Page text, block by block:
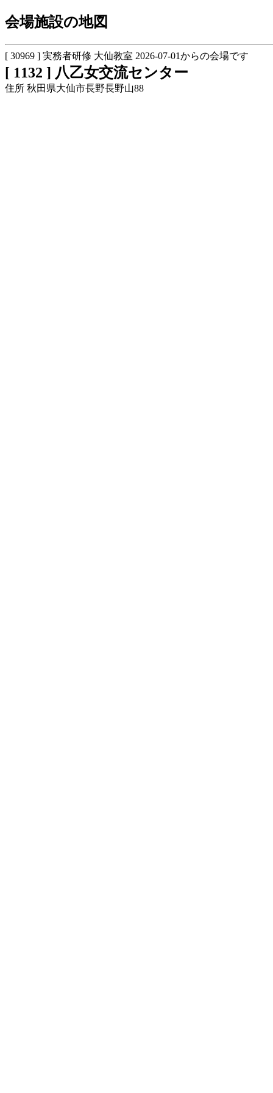
会場施設の地図
[ 30969 ] 実務者研修 大仙教室 2026-07-01からの会場です
[ 1132 ] 八乙女交流センター
住所 秋田県大仙市長野長野山88